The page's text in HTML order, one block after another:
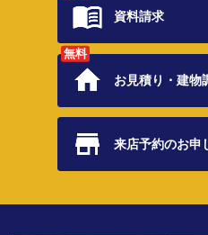
資料請求
無料
お見積り・建物
来店予約のお申